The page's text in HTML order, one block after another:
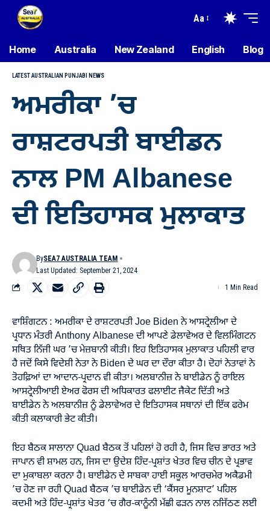
Aa
Home Australia New Zealand English Blog
LATEST AUSTRALIAN PUNJABI NEWS
ਅਮਰੀਕਾ ’ਚ
ਰਾਸ਼ਟਰਪਤੀ ਬਾਈਡਨ
ਨਾਲ PM Albanese
ਦੀ ਇਤਿਹਾਸਕ ਮੁਲਾਕਾਤ
Last Updated: September 21, 2024
BySEA7 AUSTRALIA TEAM
1 Min Read
ਵਾਸ਼ਿੰਗਟਨ : ਅਮਰੀਕਾ ਦੇ ਰਾਸ਼ਟਰਪਤੀ Joe Biden ਨੇ ਆਸਟ੍ਰੇਲੀਆ ਦੇ
ਪ੍ਰਧਾਨ ਮੰਤਰੀ Anthony Albanese ਦੀ ਆਪਣੇ ਡੇਲਾਵੇਅਰ ਦੇ ਵਿਲਮਿੰਗਟਨ
ਸਥਿਤ ਨਿੱਜੀ ਘਰ ’ਚ ਮੇਜ਼ਬਾਨੀ ਕੀਤੀ। ਇਹ ਇਤਿਹਾਸਕ ਮੁਲਾਕਾਤ ਪਹਿਲੀ ਵਾਰ
ਹੈ ਜਦੋਂ ਕਿਸੇ ਵਿਦੇਸ਼ੀ ਨੇਤਾ ਨੇ Biden ਦੇ ਘਰ ਦਾ ਦੌਰਾ ਕੀਤਾ ਹੈ। ਦੋਹਾਂ ਨੇਤਾਵਾਂ ਨੇ
ਤੋਹਫ਼ਿਆਂ ਦਾ ਆਦਾਨ-ਪ੍ਰਦਾਨ ਵੀ ਕੀਤਾ। ਅਲਬਾਨੀਜ਼ ਨੇ ਬਾਈਡੇਨ ਨੂੰ ਰਾਇਲ
ਆਸਟ੍ਰੇਲੀਆਈ ਏਅਰ ਫੋਰਸ ਦੀ ਅਧਿਕਾਰਤ ਫਲਾਈਟ ਜੈਕੇਟ ਦਿੱਤੀ ਅਤੇ
ਬਾਈਡੇਨ ਨੇ ਅਲਬਾਨੀਜ਼ ਨੂੰ ਡੇਲਾਵੇਅਰ ਦੇ ਇਤਿਹਾਸਕ ਸਥਾਨਾਂ ਦੀ ਇੱਕ ਫਰੇਮ
ਕੀਤੀ ਕਲਾਕਾਰੀ ਭੇਟ ਕੀਤੀ।
ਇਹ ਬੈਠਕ ਸਾਲਾਨਾ Quad ਬੈਠਕ ਤੋਂ ਪਹਿਲਾਂ ਹੋ ਰਹੀ ਹੈ, ਜਿਸ ਵਿਚ ਭਾਰਤ ਅਤੇ
ਜਾਪਾਨ ਵੀ ਸ਼ਾਮਲ ਹਨ, ਜਿਸ ਦਾ ਉਦੇਸ਼ ਹਿੰਦ-ਪ੍ਰਸ਼ਾਂਤ ਖੇਤਰ ਵਿਚ ਚੀਨ ਦੇ ਪ੍ਰਭਾਵ
ਦਾ ਮੁਕਾਬਲਾ ਕਰਨਾ ਹੈ। ਬਾਈਡੇਨ ਦੇ ਸਾਬਕਾ ਹਾਈ ਸਕੂਲ ਆਰਚਮੇਰ ਅਕੈਡਮੀ
’ਚ ਹੋਣ ਜਾ ਰਹੀ Quad ਬੈਠਕ ’ਚ ਬਾਈਡੇਨ ਦੀ ‘ਕੈਂਸਰ ਮੂਨਸ਼ਾਟ’ ਪਹਿਲ
ਕਦਮੀ ਅਤੇ ਹਿੰਦ-ਪ੍ਰਸ਼ਾਂਤ ਖੇਤਰ ‘ਚ ਗੈਰ-ਕਾਨੂੰਨੀ ਮੱਛੀ ਫੜਨ ਨਾਲ ਨਜਿੱਠਣ ਲਈ